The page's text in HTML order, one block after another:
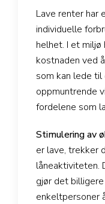
Lave renter har
individuelle
helhet. I et
kostnaden ved
som kan lede
oppmuntrende
fordelene som
Stimulering av
er lave, trekker
låneaktiviteten.
gjør det
enkeltpersoner